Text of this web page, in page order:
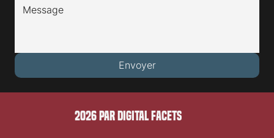
Envoyer
2026 PAR DIGITAL FACETS